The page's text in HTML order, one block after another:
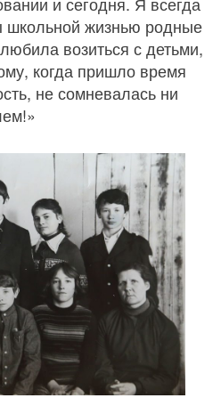
школьной жизнью родные
возиться с детьми,
когда пришло время
не сомневалась ни